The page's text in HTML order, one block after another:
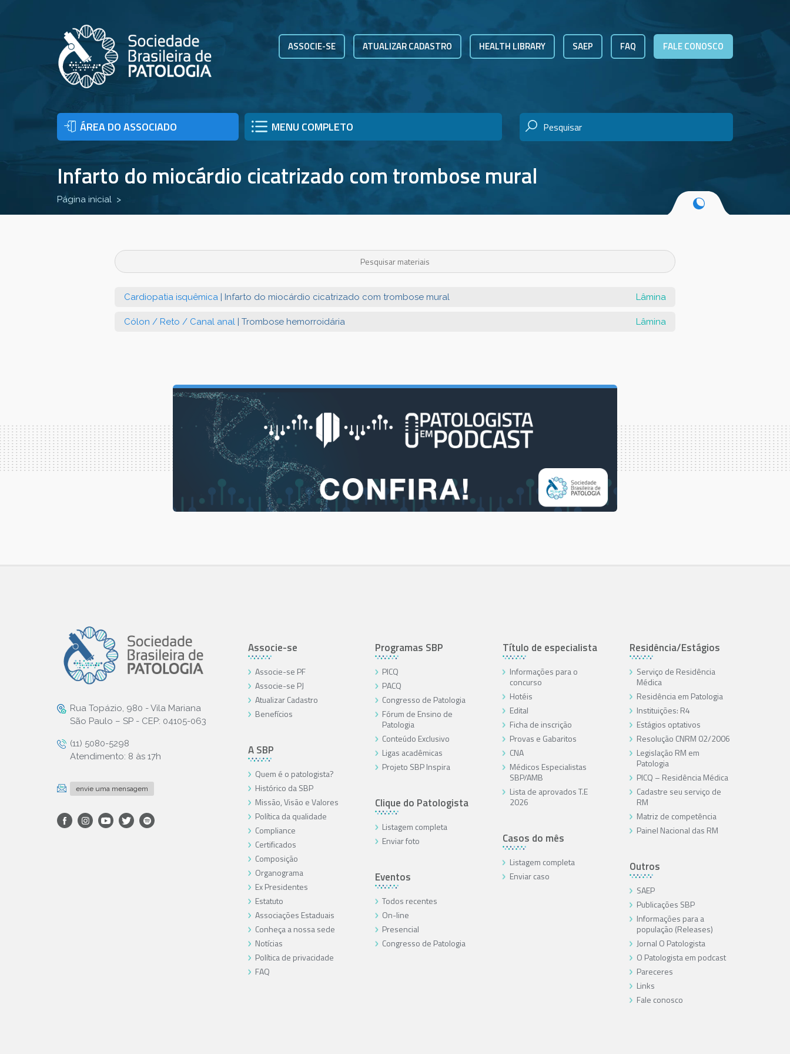
ASSOCIE-SE ATUALIZAR CADASTRO HEALTH LIBRARY SAEP FAQ FALE CONOSCO
ÁREA DO ASSOCIADO MENU COMPLETO
Infarto do miocárdio cicatrizado com trombose mural
Página inicial
Cardiopatia isquêmica | Infarto do miocárdio cicatrizado com trombose mural Lâmina
Cólon / Reto / Canal anal | Trombose hemorroidária Lâmina
Rua Topázio, 980 - Vila Mariana
São Paulo – SP - CEP: 04105-063
(11) 5080-5298
Atendimento: 8 às 17h
envie uma mensagem
Associe-se
Associe-se PF
Associe-se PJ
Atualizar Cadastro
Benefícios
A SBP
Quem é o patologista?
Histórico da SBP
Missão, Visão e Valores
Política da qualidade
Compliance
Certificados
Composição
Organograma
Ex Presidentes
Estatuto
Associações Estaduais
Conheça a nossa sede
Notícias
Política de privacidade
FAQ
Programas SBP
PICQ
PACQ
Congresso de Patologia
Fórum de Ensino de
Patologia
Conteúdo Exclusivo
Ligas acadêmicas
Projeto SBP Inspira
Clique do Patologista
Listagem completa
Enviar foto
Eventos
Todos recentes
On-line
Presencial
Congresso de Patologia
Título de especialista
Informações para o
concurso
Hotéis
Edital
Ficha de inscrição
Provas e Gabaritos
CNA
Médicos Especialistas
SBP/AMB
Lista de aprovados T.E
2026
Casos do mês
Listagem completa
Enviar caso
Residência/Estágios
Serviço de Residência
Médica
Residência em Patologia
Instituições: R4
Estágios optativos
Resolução CNRM 02/2006
Legislação RM em
Patologia
PICQ – Residência Médica
Cadastre seu serviço de
RM
Matriz de competência
Painel Nacional das RM
Outros
SAEP
Publicações SBP
Informações para a
população (Releases)
Jornal O Patologista
O Patologista em podcast
Pareceres
Links
Fale conosco